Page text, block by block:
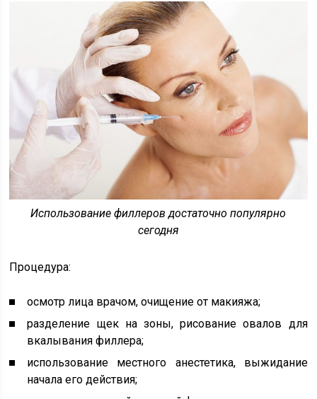
Использование филлеров достаточно популярно
сегодня
Процедура:
осмотр лица врачом, очищение от макияжа;
разделение щек на зоны, рисование овалов для
вкалывания филлера;
использование местного анестетика, выжидание
начала его действия;